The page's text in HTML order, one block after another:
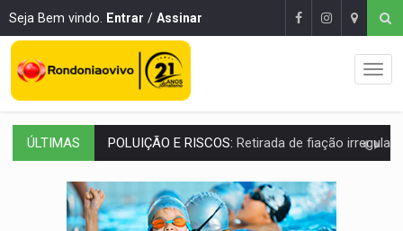
Seja Bem vindo. Entrar / Assinar
ÚLTIMAS VÍDEO:Armado com machado, homem ameaça matar sobrinha grávida e
TRIBUNAL DO CRIME:Homem é espancado por facção criminosa
VÍDEO:Perseguição é registrada no shopping após colombiana furtar